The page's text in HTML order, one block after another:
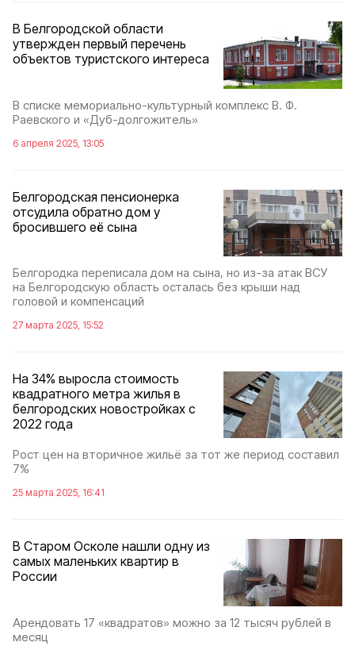
В Белгородской области
утвержден первый перечень
объектов туристского интереса
В списке мемориально-культурный комплекс В. Ф.
Раевского и «Дуб-долгожитель»
6 апреля 2025, 13:05
Белгородская пенсионерка
отсудила обратно дом у
бросившего её сына
Белгородка переписала дом на сына, но из-за атак ВСУ
на Белгородскую область осталась без крыши над
головой и компенсаций
27 марта 2025, 15:52
На 34% выросла стоимость
квадратного метра жилья в
белгородских новостройках с
2022 года
Рост цен на вторичное жильё за тот же период составил
7%
25 марта 2025, 16:41
В Старом Осколе нашли одну из
самых маленьких квартир в
России
Арендовать 17 «квадратов» можно за 12 тысяч рублей в
месяц